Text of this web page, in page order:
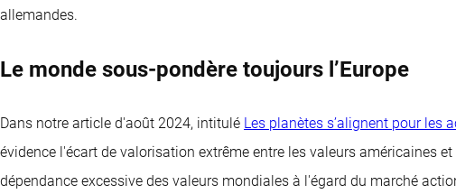
allemandes.
Le monde sous-pondère toujours l’Europe
Dans notre article d'août 2024, intitulé Les planètes s’alignent pour les
évidence l'écart de valorisation extrême entre les valeurs américaines
dépendance excessive des valeurs mondiales à l'égard du marché